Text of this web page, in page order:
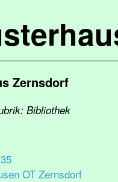
Zernsdorf
Bibliothek
OT Zernsdorf